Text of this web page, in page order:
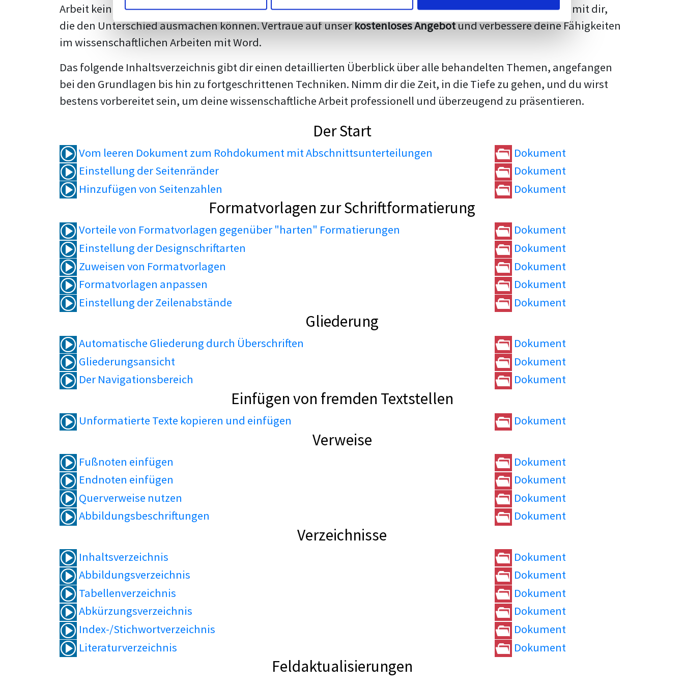
Arbeit kein Problem mehr für dich darstellen. Unsere erfahrenen Trainer teilen wertvolleTipps und Tricks
mit dir,
die den Unterschied ausmachen können. Vertraue auf unserkostenloses Angebotund verbessere deine Fähigkeiten
im wissenschaftlichen Arbeiten mit Word.
Das folgende Inhaltsverzeichnis gibt dir einen detaillierten Überblick über alle behandelten Themen, angefangen
bei den Grundlagen bis hin zu fortgeschrittenen Techniken. Nimm dir die Zeit, in die Tiefe zu gehen, und du wirst
bestens vorbereitet sein, um deine wissenschaftliche Arbeit professionell und überzeugend zu präsentieren.
Der Start
Vom leeren Dokument zum Rohdokument mit Abschnittsunterteilungen
Dokument
Einstellung der Seitenränder
Dokument
Hinzufügen von Seitenzahlen
Dokument
Formatvorlagen zur Schriftformatierung
Vorteile von Formatvorlagen gegenüber "harten" Formatierungen
Dokument
Einstellung der Designschriftarten
Dokument
Zuweisen von Formatvorlagen
Dokument
Formatvorlagen anpassen
Dokument
Einstellung der Zeilenabstände
Dokument
Gliederung
Automatische Gliederung durch Überschriften
Dokument
Gliederungsansicht
Dokument
Der Navigationsbereich
Dokument
Einfügen von fremden Textstellen
Unformatierte Texte kopieren und einfügen Dokument
Verweise
Fußnoten einfügen
Dokument
Endnoten einfügen
Dokument
Querverweise nutzen
Dokument
Abbildungsbeschriftungen
Dokument
Verzeichnisse
Inhaltsverzeichnis
Dokument
Abbildungsverzeichnis
Dokument
Tabellenverzeichnis
Dokument
Abkürzungsverzeichnis
Dokument
Index-/Stichwortverzeichnis
Dokument
Literaturverzeichnis
Dokument
Feldaktualisierungen